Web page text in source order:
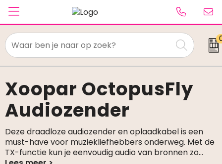
Textiel
Paraplu's
Caps & Beanies
Tassen
Drinkwaren
Xoopar OctopusFly
Audiozender
Deze draadloze audiozender en oplaadkabel is een
must-have voor muziekliefhebbers onderweg. Met de
TX-functie kun je eenvoudig audio van bronnen zo...